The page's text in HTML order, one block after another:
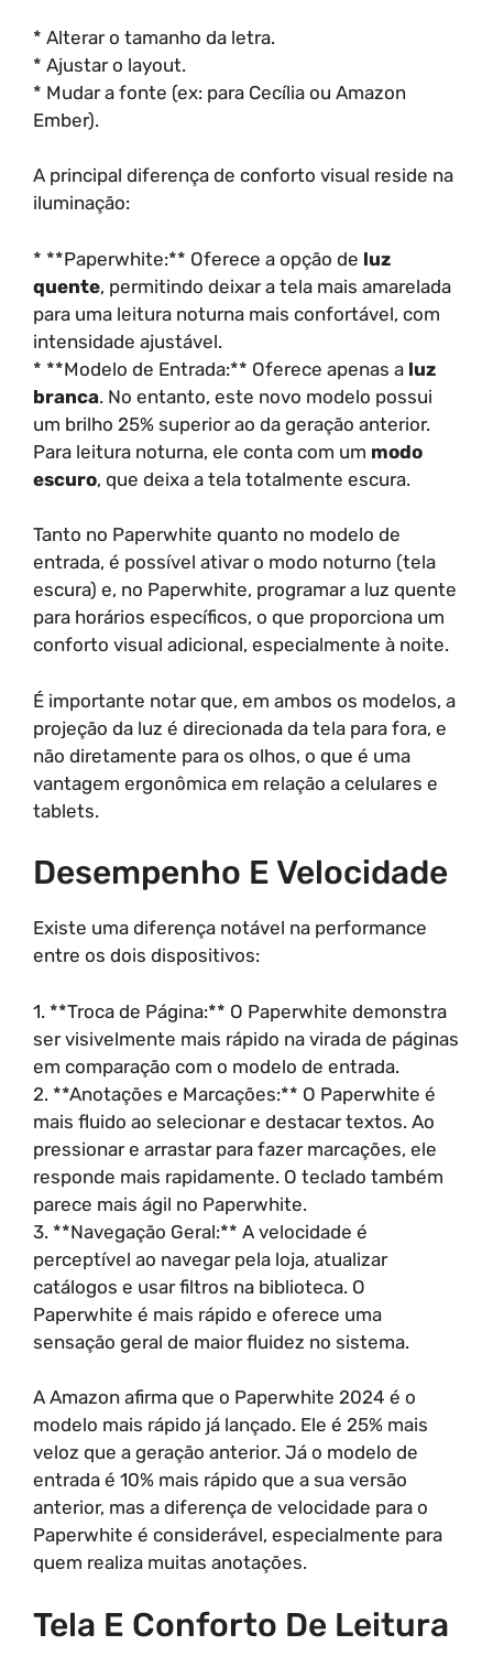
* Alterar o tamanho da letra.
* Ajustar o layout.
* Mudar a fonte (ex: para Cecília ou Amazon
Ember).
A principal diferença de conforto visual reside na
iluminação:
* **Paperwhite:** Oferece a opção de luz
quente, permitindo deixar a tela mais amarelada
para uma leitura noturna mais confortável, com
intensidade ajustável.
* **Modelo de Entrada:** Oferece apenas a luz
branca. No entanto, este novo modelo possui
um brilho 25% superior ao da geração anterior.
Para leitura noturna, ele conta com um modo
escuro, que deixa a tela totalmente escura.
Tanto no Paperwhite quanto no modelo de
entrada, é possível ativar o modo noturno (tela
escura) e, no Paperwhite, programar a luz quente
para horários específicos, o que proporciona um
conforto visual adicional, especialmente à noite.
É importante notar que, em ambos os modelos, a
projeção da luz é direcionada da tela para fora, e
não diretamente para os olhos, o que é uma
vantagem ergonômica em relação a celulares e
tablets.
Desempenho E Velocidade
Existe uma diferença notável na performance
entre os dois dispositivos:
1. **Troca de Página:** O Paperwhite demonstra
ser visivelmente mais rápido na virada de páginas
em comparação com o modelo de entrada.
2. **Anotações e Marcações:** O Paperwhite é
mais fluido ao selecionar e destacar textos. Ao
pressionar e arrastar para fazer marcações, ele
responde mais rapidamente. O teclado também
parece mais ágil no Paperwhite.
3. **Navegação Geral:** A velocidade é
perceptível ao navegar pela loja, atualizar
catálogos e usar filtros na biblioteca. O
Paperwhite é mais rápido e oferece uma
sensação geral de maior fluidez no sistema.
A Amazon afirma que o Paperwhite 2024 é o
modelo mais rápido já lançado. Ele é 25% mais
veloz que a geração anterior. Já o modelo de
entrada é 10% mais rápido que a sua versão
anterior, mas a diferença de velocidade para o
Paperwhite é considerável, especialmente para
quem realiza muitas anotações.
Tela E Conforto De Leitura